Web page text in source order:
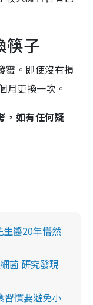
筷子
霉。即使沒有損
月更換一次。
，如有任何疑
醬20年懵然
菌 研究發現
習慣要避免小